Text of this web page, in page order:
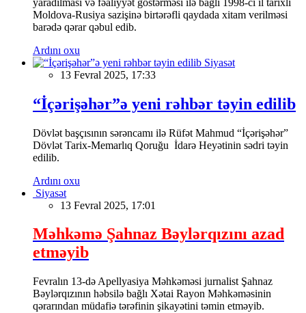
Moldova-Rusiya sazişinə birtərəfli qaydada xitam verilməsi
barədə qərar qəbul edib.
Ardını oxu
Siyasət
13 Fevral 2025, 17:33
“İçərişəhər”ə yeni rəhbər təyin edilib
Dövlət başçısının sərəncamı ilə Rüfət Mahmud “İçərişəhər”
Dövlət Tarix-Memarlıq Qoruğu İdarə Heyətinin sədri təyin
edilib.
Ardını oxu
Siyasət
13 Fevral 2025, 17:01
Məhkəmə Şahnaz Bəylərqızını azad
etməyib
Fevralın 13-də Apellyasiya Məhkəməsi jurnalist Şahnaz
Bəylərqızının həbsilə bağlı Xətai Rayon Məhkəməsinin
qərarından müdafiə tərəfinin şikayətini təmin etməyib.